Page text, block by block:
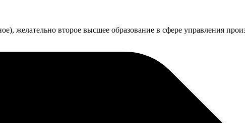
желательно второе высшее образование в сфере управления